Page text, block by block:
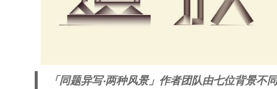
「同题异写‧两种风景」作者团队由七位背景